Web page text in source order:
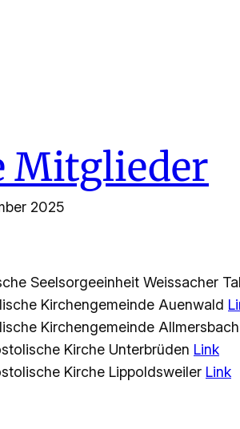
Mitglieder
2025
Seelsorgeeinheit Weissacher Tal
Kirchengemeinde Auenwald
Kirchengemeinde
Kirche Unterbrüden Link
Kirche Lippoldsweiler Link